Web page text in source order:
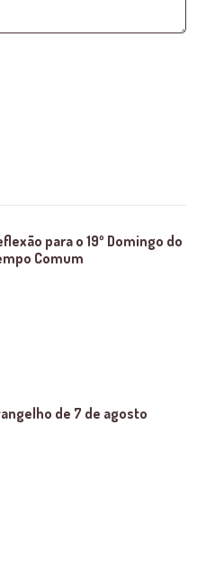
para o 19º Domingo do
Comum
de 7 de agosto